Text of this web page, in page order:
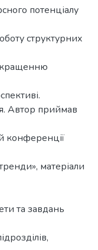
потенціалу
структурних
Автор приймав
конференції
матеріали
та завдань